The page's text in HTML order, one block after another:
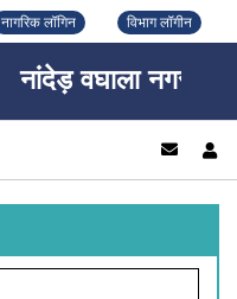
नागरिक लॉगिन विभाग लॉगीन
नांदेड़ वघाला नगर